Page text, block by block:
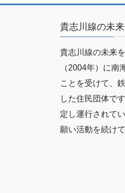
貴志川線の未来
貴志川線の未来
（2004年）に南
ことを受けて、
した住民団体で
定し運行されて
願い活動を続けて